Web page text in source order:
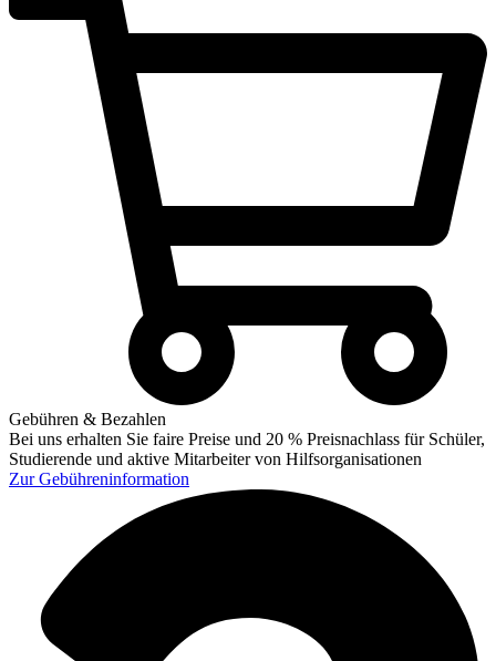
Gebühren & Bezahlen
Bei uns erhalten Sie faire Preise und 20 % Preisnachlass für Schüler,
Studierende und aktive Mitarbeiter von Hilfsorganisationen
ZurGebühreninformation